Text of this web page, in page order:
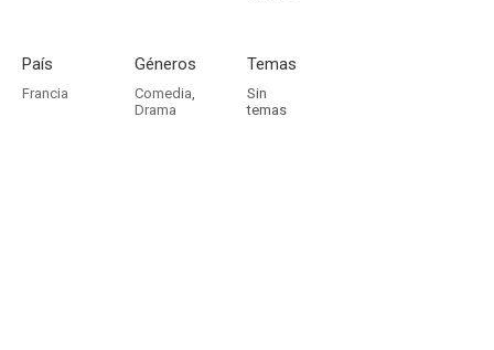
País
Francia
Géneros
Comedia,
Drama
Temas
Sin
temas